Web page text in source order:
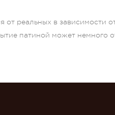
реальных в зависимости
патиной может немного